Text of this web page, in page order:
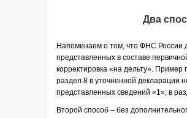
Два
Напоминаем о том, что ФНС России
представленных в составе
корректировка «на дельту». Пример
раздел 8 в уточненной декларации
представленных сведений «1»; в
Второй способ – без